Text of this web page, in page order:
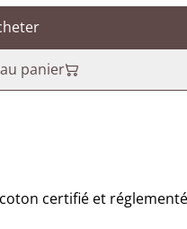
panier
certifié et